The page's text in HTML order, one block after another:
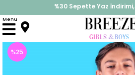
%30 Sepette Yaz
İndirimlere ek %10 İndirimi
Menu
Anasayfa Takımlar Eşofman
%25